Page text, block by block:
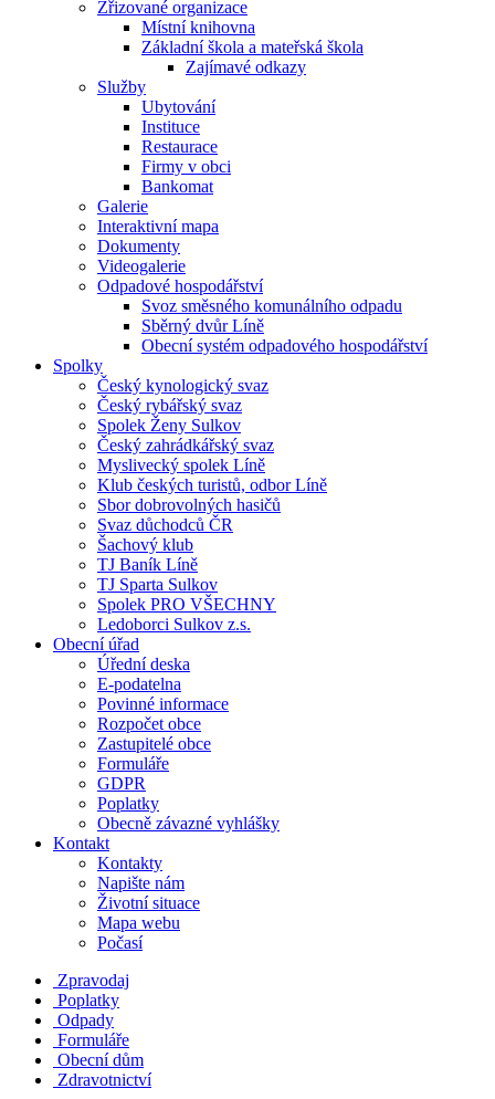
Zřizované organizace
Místní knihovna
Základní škola a mateřská škola
Zajímavé odkazy
Služby
Ubytování
Instituce
Restaurace
Firmy v obci
Bankomat
Galerie
Interaktivní mapa
Dokumenty
Videogalerie
Odpadové hospodářství
Svoz směsného komunálního odpadu
Sběrný dvůr Líně
Obecní systém odpadového hospodářství
Spolky
Český kynologický svaz
Český rybářský svaz
Spolek Ženy Sulkov
Český zahrádkářský svaz
Myslivecký spolek Líně
Klub českých turistů, odbor Líně
Sbor dobrovolných hasičů
Svaz důchodců ČR
Šachový klub
TJ Baník Líně
TJ Sparta Sulkov
Spolek PRO VŠECHNY
Ledoborci Sulkov z.s.
Obecní úřad
Úřední deska
E-podatelna
Povinné informace
Rozpočet obce
Zastupitelé obce
Formuláře
GDPR
Poplatky
Obecně závazné vyhlášky
Kontakt
Kontakty
Napište nám
Životní situace
Mapa webu
Počasí
Zpravodaj
Poplatky
Odpady
Formuláře
Obecní dům
Zdravotnictví